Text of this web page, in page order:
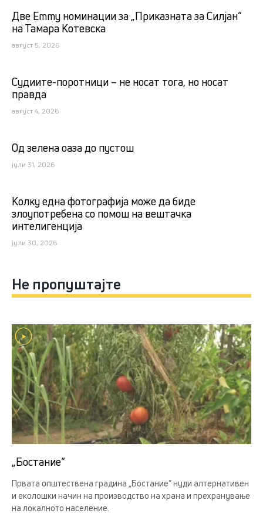
Две Emmy номинации за „Приказната за Силјан“
на Тамара Котевска
август 5, 2026
Судиите-поротници – не носат тога, но носат
правда
август 4, 2026
Од зелена оаза до пустош
јули 31, 2026
Kолку една фотографија може да биде
злоупотребена со помош на вештачка
интелигенција
јули 30, 2026
Не пропуштајте
„Бостание“
Првата општествена градина „Бостание“ нуди алтернативен
и еколошки начин на производство на храна и прехранување
на локалното население.